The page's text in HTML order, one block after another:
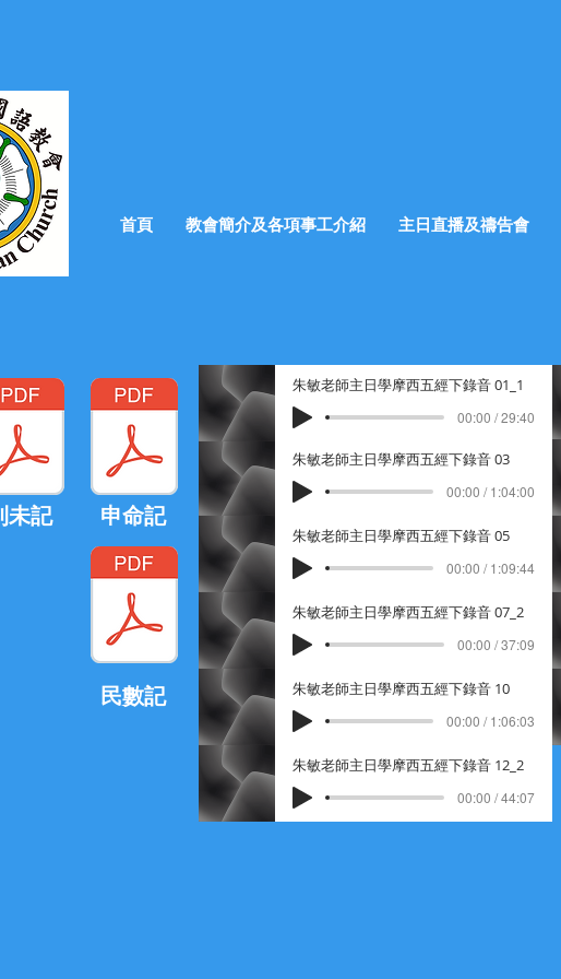
首頁 教會簡介及各項事工介紹 主日直播及禱告會
未記 申命記
​民數記
朱敏老師主日學摩西五經下錄音 03
00:00 / 1:04:00
朱敏老師主日學摩西五經下錄音 01_1
00:00 / 29:40
朱敏老師主日學摩西五經下錄音 05
00:00 / 1:09:44
朱敏老師主日學摩西五經下錄音 07_2
00:00 / 37:09
朱敏老師主日學摩西五經下錄音 10
00:00 / 1:06:03
朱敏老師主日學摩西五經下錄音 12_2
00:00 / 44:07